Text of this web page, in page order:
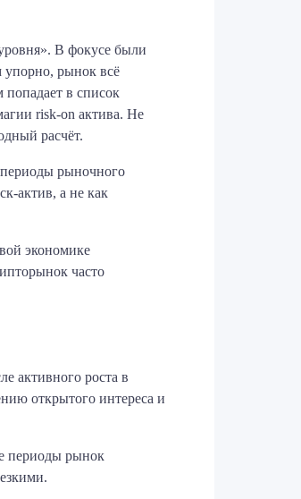
В фокусе были
рынок всё
в список
risk-on актива. Не
расчёт.
рыночного
актив, а не как
экономике
часто
активного роста в
открытого интереса и
периоды рынок